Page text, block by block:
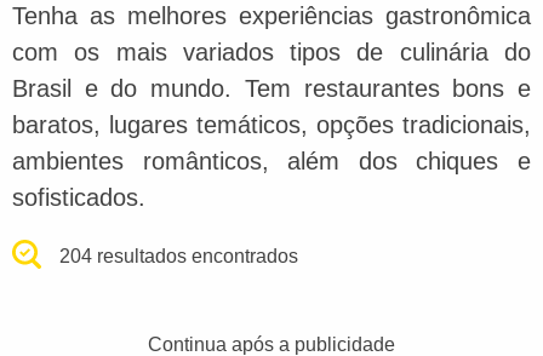
Tenha as melhores experiências gastronômica
com os mais variados tipos de culinária do
Brasil e do mundo. Tem restaurantes bons e
baratos, lugares temáticos, opções tradicionais,
ambientes românticos, além dos chiques e
sofisticados.
204 resultados encontrados
Continua após a publicidade